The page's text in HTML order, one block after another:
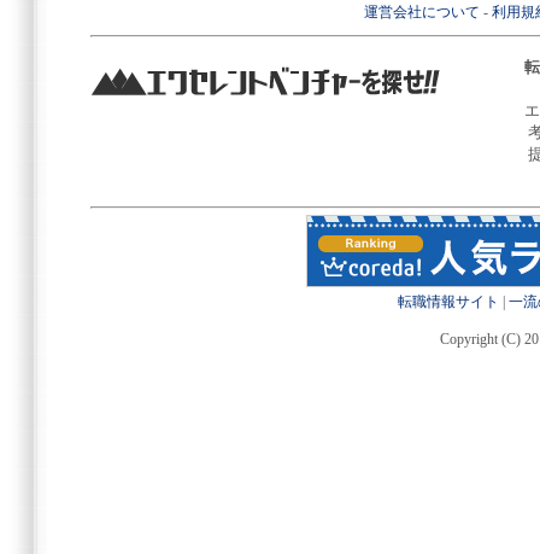
運営会社について - 利用規
転職情報サイト 一
Copyright (C)